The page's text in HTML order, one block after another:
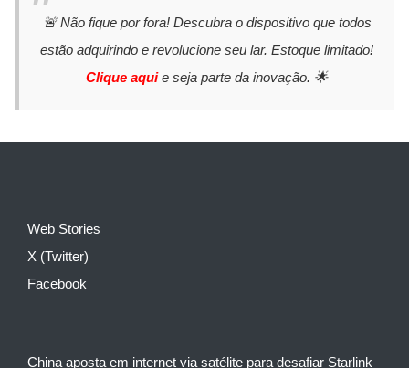
🚨 Não fique por fora! Descubra o dispositivo que todos
estão adquirindo e revolucione seu lar. Estoque limitado!
Clique aquie seja parte da inovação. 🌟
Web Stories
X (Twitter)
Facebook
China aposta em internet via satélite para desafiar Starlink